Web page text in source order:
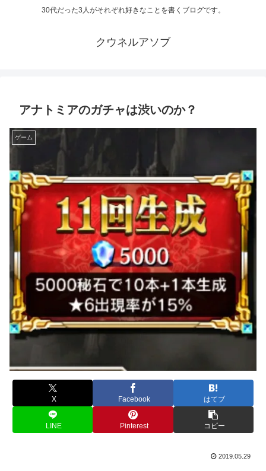
30代だった3人がそれぞれ好きなことを書くブログです。
クウネルアソブ
アナトミアのガチャは渋いのか？
ゲーム
X Facebook はてブ
LINE Pinterest コピー
2019.05.29